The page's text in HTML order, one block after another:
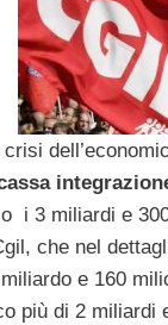
i 3 miliardi e
che nel
e 160
più di 2 miliardi